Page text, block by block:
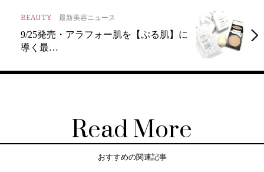
BEAUTY 最新美容ニュース
9/25発売・アラフォー肌を【ぷる肌】に
導く最…
Read More
おすすめの関連記事